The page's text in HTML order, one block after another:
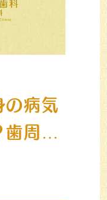
の病気
周病